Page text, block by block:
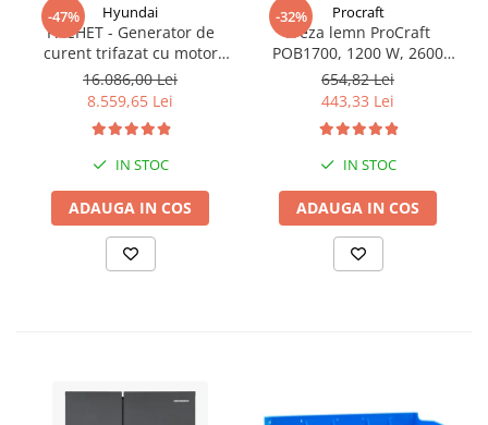
-47% Hyundai
PACHET - Generator de
curent trifazat cu motor
diesel Hyundai DHY8600SE-
T, putere motor 12 CP,
Putere maxima 7.9 kVA,
tensiune 380 / 220 V +
Automatizare trifazata
ATS12-3P
16.086,00 Lei
8.559,65 Lei
IN STOC
ADAUGA IN COS
-32% Procraft
Freza lemn ProCraft
POB1700, 1200 W, 2600
Rpm cu 12 freze pentru
lemn incluse in pachet
654,82 Lei
443,33 Lei
IN STOC
ADAUGA IN COS